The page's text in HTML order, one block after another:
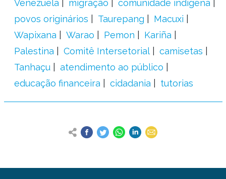
Venezuela
migração
comunidade indígena
povos originários
Taurepang
Macuxi
Wapixana
Warao Pemon
Kariña
Palestina
Comitê Intersetorial
camisetas
Tanhaçu
atendimento ao público
educação financeira
cidadania tutorias